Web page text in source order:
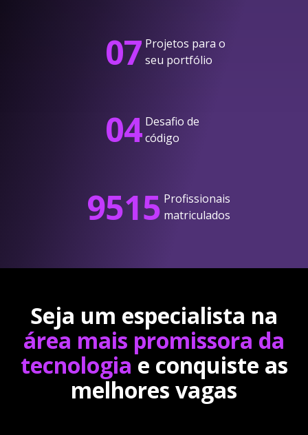
07 Projetos para o
seu portfólio
04 Desafio de
código
9515 Profissionais
matriculados
Seja um especialista na
área mais promissora da
tecnologia e conquiste as
melhores vagas